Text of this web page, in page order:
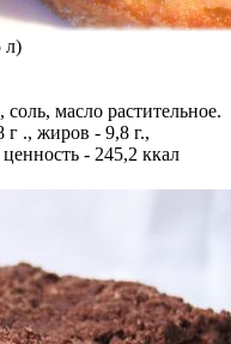
л)
масло растительное.
г ., жиров - 9,8 г.,
- 245,2 ккал